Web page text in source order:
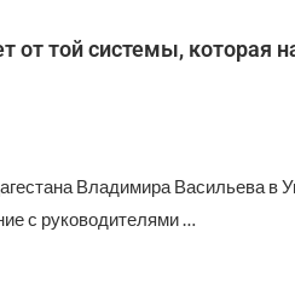
от той системы, которая
Владимира Васильева в
с руководителями …